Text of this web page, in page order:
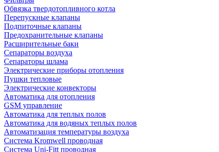
Обвязка твердотопливного котла
Перепускные клапаны
Подпиточные клапаны
Предохранительные клапаны
Расширительные баки
Сепараторы воздуха
Сепараторы шлама
Электрические приборы отопления
Пушки тепловые
Электрические конвекторы
Автоматика для отопления
GSM управление
Автоматика для теплых полов
Автоматика для водяных теплых полов
Автоматизация температуры воздуха
Система Kromwell проводная
Система Uni-Fitt проводная